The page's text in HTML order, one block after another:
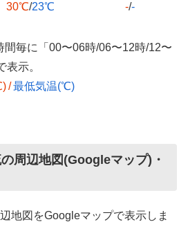
30℃/23℃
-/-
間毎に「00〜06時/06〜12時/12〜
表示。
/最低気温(℃)
周辺地図(Googleマップ)・
地図をGoogleマップで表示しま